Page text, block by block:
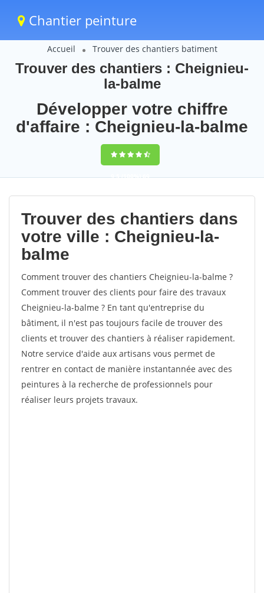
Chantier peinture
Accueil Trouver des chantiers batiment
Trouver des chantiers : Cheignieu-
la-balme
Développer votre chiffre
d'affaire : Cheignieu-la-balme
9,5(100%)69
votes
Trouver des chantiers dans
votre ville : Cheignieu-la-
balme
Comment trouver des chantiers Cheignieu-la-balme ?
Comment trouver des clients pour faire des travaux
Cheignieu-la-balme ? En tant qu'entreprise du
bâtiment, il n'est pas toujours facile de trouver des
clients et trouver des chantiers à réaliser rapidement.
Notre service d'aide aux artisans vous permet de
rentrer en contact de manière instantannée avec des
peintures à la recherche de professionnels pour
réaliser leurs projets travaux.